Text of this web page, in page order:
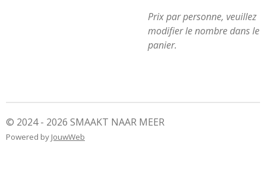
Prix par personne, veuillez
modifier le nombre dans le
panier.
© 2024 - 2026 SMAAKT NAAR MEER
Powered by JouwWeb